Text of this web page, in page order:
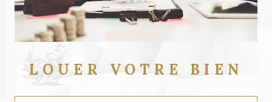
LOUER VOTRE BIEN